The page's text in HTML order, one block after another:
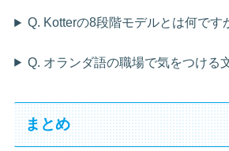
Q. Kotterの8段階モデルとは何です
Q. オランダ語の職場で気をつける
まとめ